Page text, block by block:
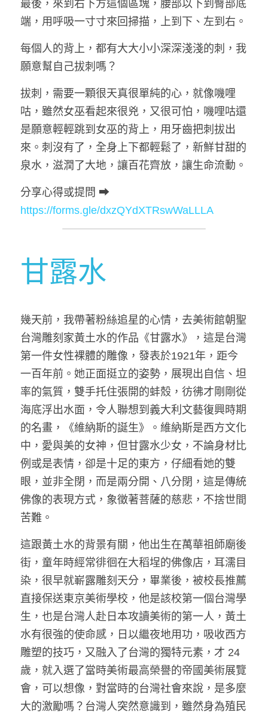
最後，來到右下方這個區塊，腰部以下到臀部底
端，用呼吸一寸寸來回掃描，上到下、左到右。
每個人的背上，都有大大小小深深淺淺的刺，我
願意幫自己拔刺嗎？
拔刺，需要一顆很天真很單純的心，就像嘰哩
咕，雖然女巫看起來很兇，又很可怕，嘰哩咕還
是願意輕輕跳到女巫的背上，用牙齒把刺拔出
來。刺沒有了，全身上下都輕鬆了，新鮮甘甜的
泉水，滋潤了大地，讓百花齊放，讓生命流動。
https://forms.gle/dxzQYdXTRswWaLLLA
甘露水
幾天前，我帶著粉絲追星的心情，去美術館朝聖
台灣雕刻家黃土水的作品《甘露水》，這是台灣
第一件女性裸體的雕像，發表於1921年，距今
一百年前。她正面挺立的姿勢，展現出自信、坦
率的氣質，雙手托住張開的蚌殼，彷彿才剛剛從
海底浮出水面，令人聯想到義大利文藝復興時期
的名畫，《維納斯的誕生》。維納斯是西方文化
中，愛與美的女神，但甘露水少女，不論身材比
例或是表情，卻是十足的東方，仔細看她的雙
眼，並非全閉，而是兩分開、八分閉，這是傳統
佛像的表現方式，象徵著菩薩的慈悲，不捨世間
苦難。
這跟黃土水的背景有關，他出生在萬華祖師廟後
街，童年時經常徘徊在大稻埕的佛像店，耳濡目
染，很早就嶄露雕刻天分，畢業後，被校長推薦
直接保送東京美術學校，他是該校第一個台灣學
生，也是台灣人赴日本攻讀美術的第一人，黃土
水有很強的使命感，日以繼夜地用功，吸收西方
雕塑的技巧，又融入了台灣的獨特元素，才 24
歲，就入選了當時美術最高榮譽的帝國美術展覽
會，可以想像，對當時的台灣社會來說，是多麼
大的激勵嗎？台灣人突然意識到，雖然身為殖民